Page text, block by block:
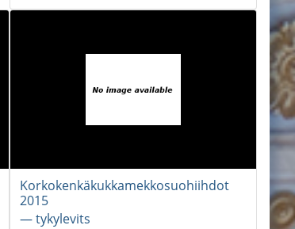
Korkokenkäkukkamekkosuohiihdot
2015
― tykylevits